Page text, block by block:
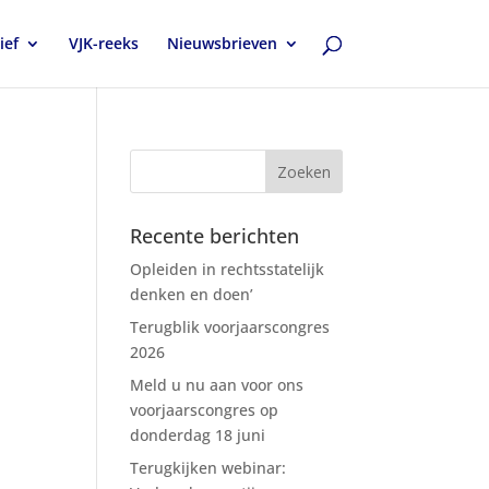
VJK-reeks Nieuwsbrieven
Recente berichten
Opleiden in rechtsstatelijk
denken en doen’
Terugblik voorjaarscongres
2026
Meld u nu aan voor ons
voorjaarscongres op
donderdag 18 juni
Terugkijken webinar: